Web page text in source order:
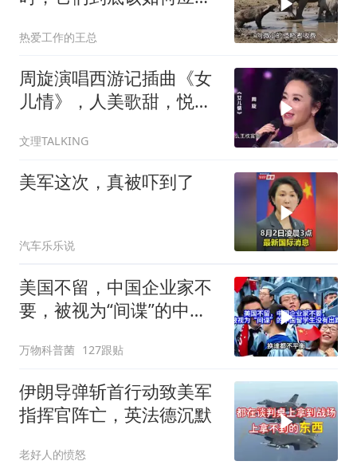
热爱工作的王总
周旋演唱西游记插曲《女
儿情》，人美歌甜，悦耳
文理TALKING
美军这次，真被吓到了
汽车乐乐说
美国不留，中国企业家不
要，被视为“间谍”的中国
万物科普菌 127跟贴
伊朗导弹斩首行动致美军
指挥官阵亡，英法德沉默
老好人的愤怒